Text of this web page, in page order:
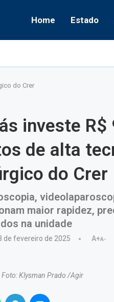
Home Estado
Aponta Caminhos...
do Crer
investe R$
de alta
do Crer
maior rapidez,
na unidade
de fevereiro de 2025 A+A-
Foto: Klysman Prado /Agir